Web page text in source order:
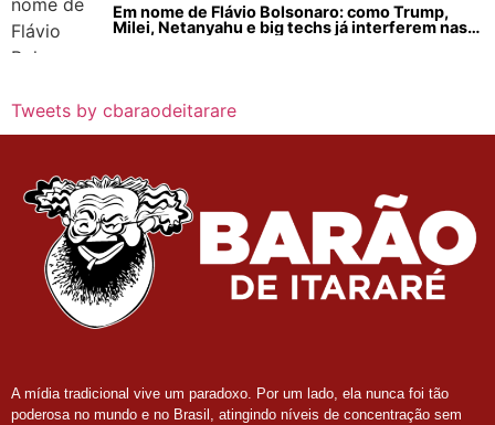
Em nome de Flávio Bolsonaro: como Trump,
Milei, Netanyahu e big techs já interferem nas
Tweets by cbaraodeitarare
A mídia tradicional vive um paradoxo. Por um lado, ela nunca foi tão
poderosa no mundo e no Brasil, atingindo níveis de concentração sem